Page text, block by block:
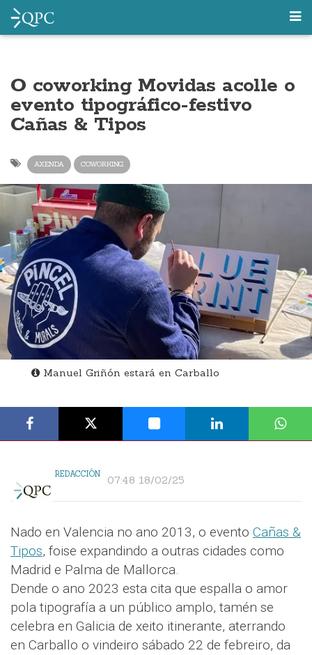
O coworking Movidas acolle o
evento tipográfico-festivo
Cañas & Tipos
AXENDA COWORKING
Manuel Griñón estará en Carballo
REDACCIÓN 07:48 18/02/25
Nado en Valencia no ano 2013, o evento Cañas &
Tipos, foise expandindo a outras cidades como
Madrid e Palma de Mallorca.
Dende o ano 2023 esta cita que espalla o amor
pola tipografía a un público amplo, tamén se
celebra en Galicia de xeito itinerante, aterrando
en Carballo o vindeiro sábado 22 de febreiro, da